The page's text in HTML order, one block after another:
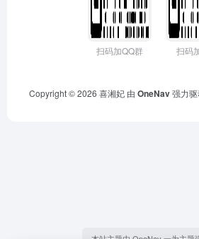
扫码加QQ群 扫码
Copyright © 2026 喜湘妃 由 OneNav强力驱